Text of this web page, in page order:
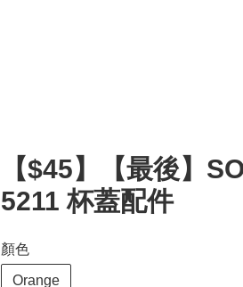
【$45】【最後】
5211 杯蓋配件
顏色
Orange